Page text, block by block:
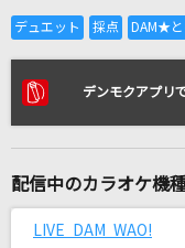
リアルタ
ヘビーローテーシ
[生音]部屋
シャイトープ
デンモクアプリ
配信中のカラオケ機
LIVE DAM WAO!